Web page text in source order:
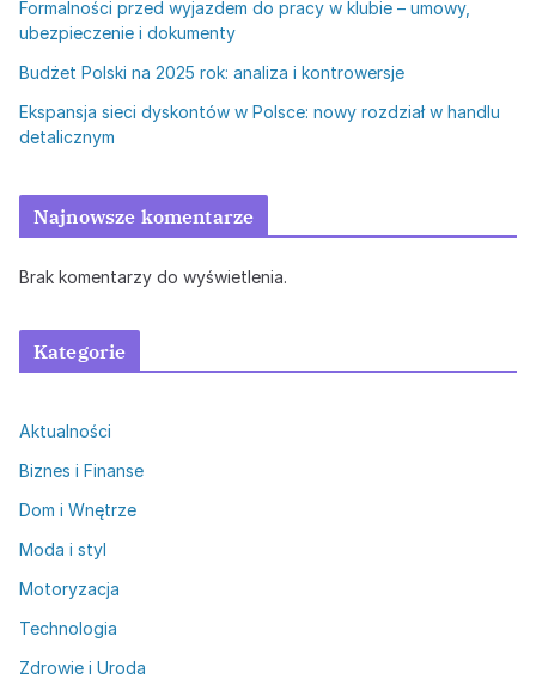
Formalności przed wyjazdem do pracy w klubie – umowy,
ubezpieczenie i dokumenty
Budżet Polski na 2025 rok: analiza i kontrowersje
Ekspansja sieci dyskontów w Polsce: nowy rozdział w handlu
detalicznym
Najnowsze komentarze
Brak komentarzy do wyświetlenia.
Kategorie
Aktualności
Biznes i Finanse
Dom i Wnętrze
Moda i styl
Motoryzacja
Technologia
Zdrowie i Uroda